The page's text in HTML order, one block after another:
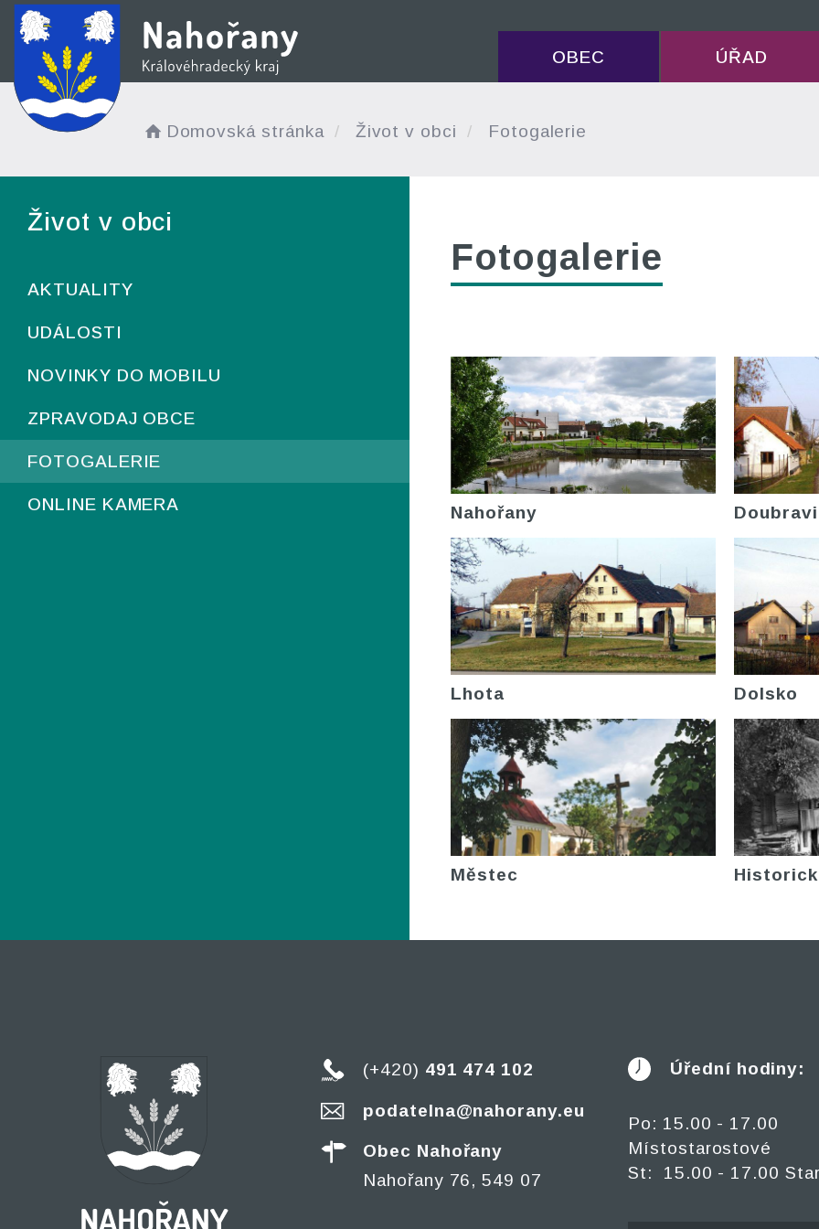
OBEC ÚŘAD
Domovská stránka Život v obci Fotogalerie
Život v obci
AKTUALITY
UDÁLOSTI
NOVINKY DO MOBILU
ZPRAVODAJ OBCE
FOTOGALERIE
ONLINE KAMERA
Fotogalerie
Nahořany
Lhota Dolsko
Městec
(+420) 491 474 102
podatelna@nahorany.eu
Obec Nahořany
Nahořany 76, 549 07
Úřední hodiny:
Po: 15.00 - 17.00
Místostarostové
St: 15.00 - 17.00